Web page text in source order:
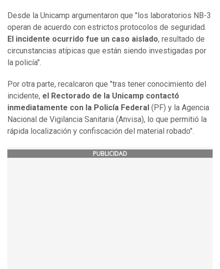
Desde la Unicamp argumentaron que "los laboratorios NB-3
operan de acuerdo con estrictos protocolos de seguridad.
El incidente ocurrido fue un caso aislado, resultado de
circunstancias atípicas que están siendo investigadas por
la policía".
Por otra parte, recalcaron que "tras tener conocimiento del
incidente, el Rectorado de la Unicamp contactó
inmediatamente con la Policía Federal (PF) y la Agencia
Nacional de Vigilancia Sanitaria (Anvisa), lo que permitió la
rápida localización y confiscación del material robado".
PUBLICIDAD